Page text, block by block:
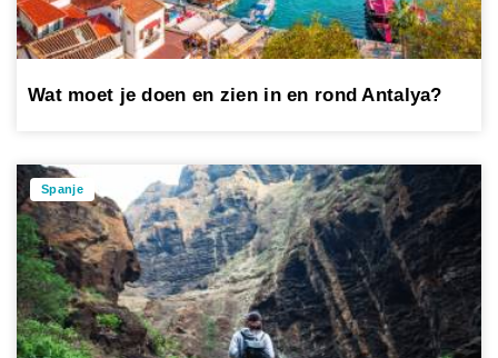
Wat moet je doen en zien in en rond Antalya?
Spanje